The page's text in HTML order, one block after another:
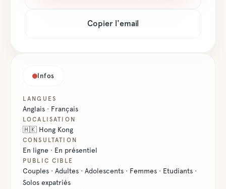
Copier l'email
Infos
LANGUES
Anglais · Français
LOCALISATION
🇭🇰 Hong Kong
CONSULTATION
En ligne · En présentiel
PUBLIC CIBLE
Couples · Adultes · Adolescents · Femmes · Etudiants ·
Solos expatriés